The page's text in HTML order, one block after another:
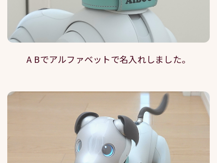
A Bでアルファベットで名入れしました。